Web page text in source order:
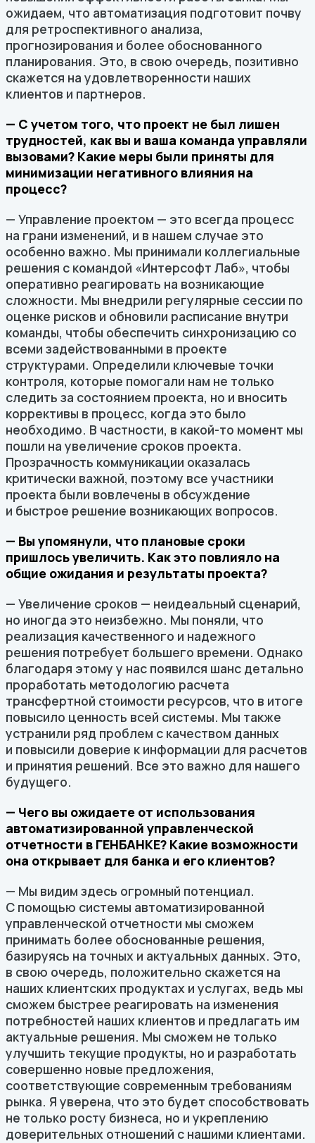
ожидаем, что автоматизация подготовит почву
для ретроспективного анализа,
прогнозирования и более обоснованного
планирования. Это, в свою очередь, позитивно
скажется на удовлетворенности наших
клиентов и партнеров.
— С учетом того, что проект не был лишен
трудностей, как вы и ваша команда управляли
вызовами? Какие меры были приняты для
минимизации негативного влияния на
процесс?
— Управление проектом — это всегда процесс
на грани изменений, и в нашем случае это
особенно важно. Мы принимали коллегиальные
решения с командой «Интерсофт Лаб», чтобы
оперативно реагировать на возникающие
сложности. Мы внедрили регулярные сессии по
оценке рисков и обновили расписание внутри
команды, чтобы обеспечить синхронизацию со
всеми задействованными в проекте
структурами. Определили ключевые точки
контроля, которые помогали нам не только
следить за состоянием проекта, но и вносить
коррективы в процесс, когда это было
необходимо. В частности, в какой-то момент мы
пошли на увеличение сроков проекта.
Прозрачность коммуникации оказалась
критически важной, поэтому все участники
проекта были вовлечены в обсуждение
и быстрое решение возникающих вопросов.
— Вы упомянули, что плановые сроки
пришлось увеличить. Как это повлияло на
общие ожидания и результаты проекта?
— Увеличение сроков — неидеальный сценарий,
но иногда это неизбежно. Мы поняли, что
реализация качественного и надежного
решения потребует большего времени. Однако
благодаря этому у нас появился шанс детально
проработать методологию расчета
трансфертной стоимости ресурсов, что в итоге
повысило ценность всей системы. Мы также
устранили ряд проблем с качеством данных
и повысили доверие к информации для расчетов
и принятия решений. Все это важно для нашего
будущего.
— Чего вы ожидаете от использования
автоматизированной управленческой
отчетности в ГЕНБАНКЕ? Какие возможности
она открывает для банка и его клиентов?
— Мы видим здесь огромный потенциал.
С помощью системы автоматизированной
управленческой отчетности мы сможем
принимать более обоснованные решения,
базируясь на точных и актуальных данных. Это,
в свою очередь, положительно скажется на
наших клиентских продуктах и услугах, ведь мы
сможем быстрее реагировать на изменения
потребностей наших клиентов и предлагать им
актуальные решения. Мы сможем не только
улучшить текущие продукты, но и разработать
совершенно новые предложения,
соответствующие современным требованиям
рынка. Я уверена, что это будет способствовать
не только росту бизнеса, но и укреплению
доверительных отношений с нашими клиентами.